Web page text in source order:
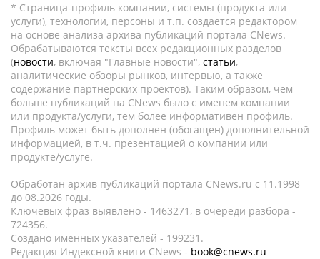
* Страница-профиль компании, системы (продукта или
услуги), технологии, персоны и т.п. создается редактором
на основе анализа архива публикаций портала CNews.
Обрабатываются тексты всех редакционных разделов
(новости, включая "Главные новости", статьи,
аналитические обзоры рынков, интервью, а также
содержание партнёрских проектов). Таким образом, чем
больше публикаций на CNews было с именем компании
или продукта/услуги, тем более информативен профиль.
Профиль может быть дополнен (обогащен) дополнительной
информацией, в т.ч. презентацией о компании или
продукте/услуге.
Обработан архив публикаций портала CNews.ru c 11.1998
до 08.2026 годы.
Ключевых фраз выявлено - 1463271, в очереди разбора -
724356.
Создано именных указателей - 199231.
Редакция Индексной книги CNews - book@cnews.ru